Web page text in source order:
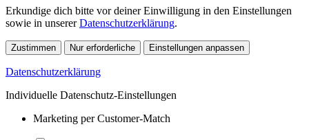
Erkundige dich bitte vor deiner Einwilligung in den Einstellungen
sowie in unsererDatenschutzerklärung.
Zustimmen Nur erforderliche Einstellungen anpassen
Datenschutzerklärung
Individuelle Datenschutz-Einstellungen
Marketing per Customer-Match